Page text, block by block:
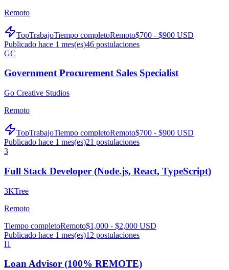
Remoto
TopTrabajoTiempo completoRemoto$700 - $900 USD
Publicado hace 1 mes(es)46 postulaciones
GC
Government Procurement Sales Specialist
Go Creative Studios
Remoto
TopTrabajoTiempo completoRemoto$700 - $900 USD
Publicado hace 1 mes(es)21 postulaciones
3
Full Stack Developer (Node.js, React, TypeScript)
3KTree
Remoto
Tiempo completoRemoto$1,000 - $2,000 USD
Publicado hace 1 mes(es)12 postulaciones
I1
Loan Advisor (100% REMOTE)